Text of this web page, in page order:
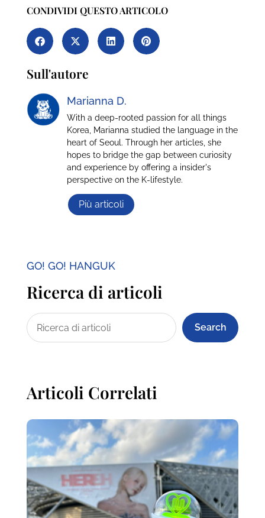
CONDIVIDI QUESTO ARTICOLO
Sull'autore
Marianna D.
With a deep-rooted passion for all things
Korea, Marianna studied the language in the
heart of Seoul. Through her articles, she
hopes to bridge the gap between curiosity
and experience by offering a insider's
perspective on the K-lifestyle.
Più articoli
GO! GO! HANGUK
Ricerca di articoli
Search
Articoli Correlati